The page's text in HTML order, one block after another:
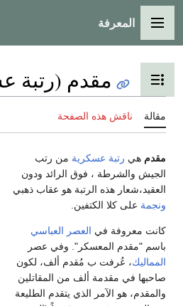
القائمة الرئيسية
المعرفة
تبديل عرض جدول المحتويات
مقدم (رتبة
مقالة ناقش هذه الصفحة
مقدم هي رتبة عسكرية من رتب
الجيش والشرطة ، فوق الرائد ودون
العقيد،شعار هذه الرتبة هو عقاب ذهبي
ونجمة على كلا الكتفين.
كانت معروفة في العصر العباسي
باسم "مقدم المعسكر". وفي عصر
المماليك، عُرفت ب مُقدم ألف، لكون
صاحبها في مقدمة ألف من المقاتلين
والمقدم، هو الآمر الذي يتقدم الطليعة